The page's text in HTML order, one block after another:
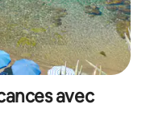
avec